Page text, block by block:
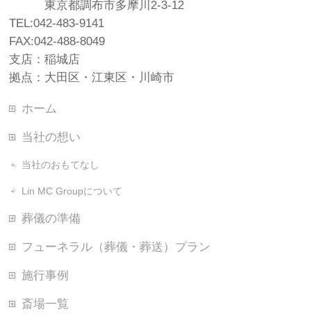
東京都調布市多摩川2-3-12
TEL:042-483-9141
FAX:042-488-8049
支店：稲城店
拠点：大田区・江東区・川崎市
ホーム
当社の想い
当社のおもてなし
Lin MC Groupについて
葬儀の準備
フューネラル（葬儀・葬送）プラン
施行事例
斎場一覧